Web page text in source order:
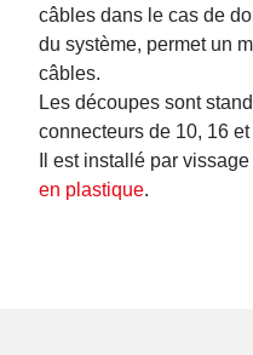
câbles dans le cas de
du système, permet un
câbles.
Les découpes sont
connecteurs de 10, 16
Il est installé par
en plastique.